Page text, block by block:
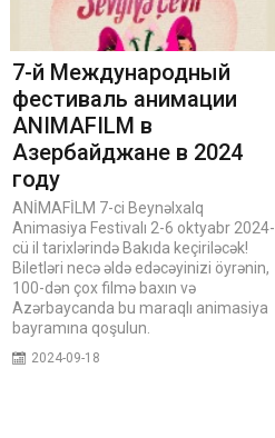
7-й Международный
фестиваль анимации
ANIMAFILM в
Азербайджане в 2024
году
ANİMAFİLM 7-ci Beynəlxalq
Animasiya Festivalı 2-6 oktyabr 2024-
cü il tarixlərində Bakıda keçiriləcək!
Biletləri necə əldə edəcəyinizi öyrənin,
100-dən çox filmə baxın və
Azərbaycanda bu maraqlı animasiya
bayramına qoşulun.
2024-09-18